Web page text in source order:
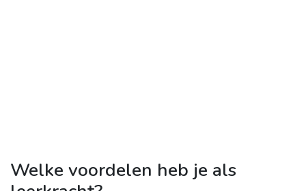
Welke voordelen heb je als